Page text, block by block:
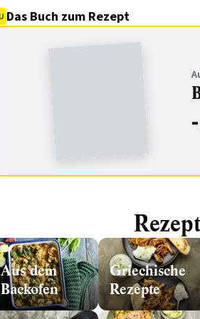
Das Buch zum Rezept
Aus dem
Backofen
Griechische
Rezepte